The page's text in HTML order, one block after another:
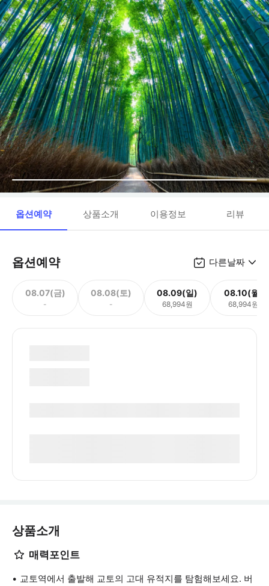
옵션예약 상품소개 이용정보 리뷰
옵션예약 다른날짜
08.07(금)
-
08.08(토)
-
08.09(일)
68,994원
08.10(월)
68,994원
상품소개
매력포인트
교토역에서 출발해 교토의 고대 유적지를 탐험해보세요. 버